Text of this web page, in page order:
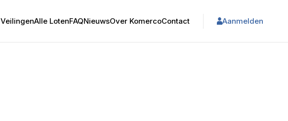
VeilingenAlle LotenFAQNieuwsOver KomercoContact Aanmelden